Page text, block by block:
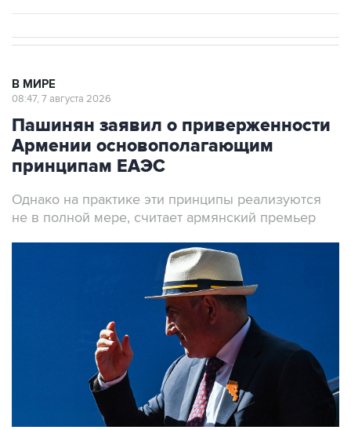
В МИРЕ
08:47, 7 августа 2026
Пашинян заявил о приверженности
Армении основополагающим
принципам ЕАЭС
Однако на практике эти принципы реализуются
не в полной мере, считает армянский премьер